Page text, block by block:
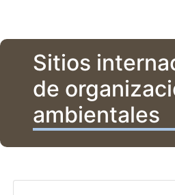
Sitios
de
ambientales